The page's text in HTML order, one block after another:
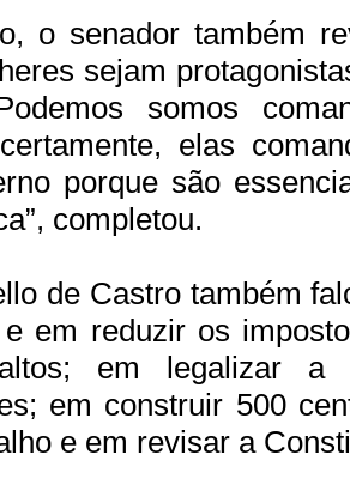
o senador também
sejam
somos
elas
porque são
completou.
de Castro também
e em reduzir os
em legalizar a
em construir 500
e em revisar a